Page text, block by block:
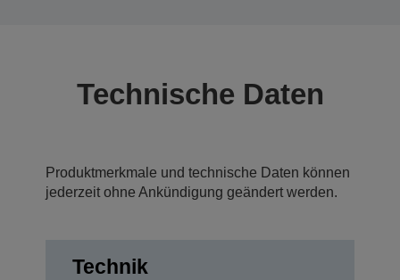
Technische Daten
Produktmerkmale und technische Daten können
jederzeit ohne Ankündigung geändert werden.
Technik